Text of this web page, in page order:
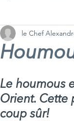
le Chef
Le houmous
Orient. Cette
coup sûr!